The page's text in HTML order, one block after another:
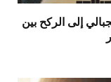
إلى الركح بين